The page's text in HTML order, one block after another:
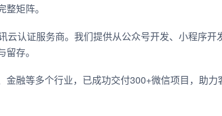
矩阵。
云认证服务商。我们提供从公众号开发、小程序
存。
融等多个行业，已成功交付300+微信项目，助力